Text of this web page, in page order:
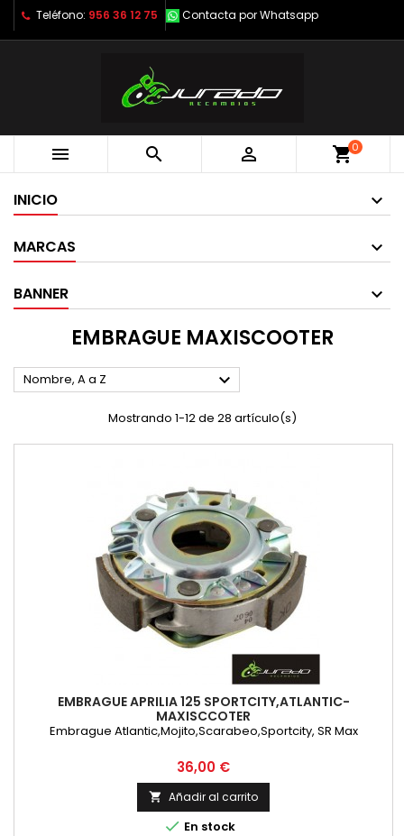
Teléfono: 956 36 12 75 Contacta por Whatsapp
   shopping_cart0
INICIO
MARCAS
BANNER
EMBRAGUE MAXISCOOTER
Nombre, A a Z 
Mostrando 1-12 de 28 artículo(s)
EMBRAGUE APRILIA 125 SPORTCITY,ATLANTIC-
MAXISCCOTER
Embrague Atlantic,Mojito,Scarabeo,Sportcity, SR Max
Precio
36,00 €
 Añadir al carrito
 En stock